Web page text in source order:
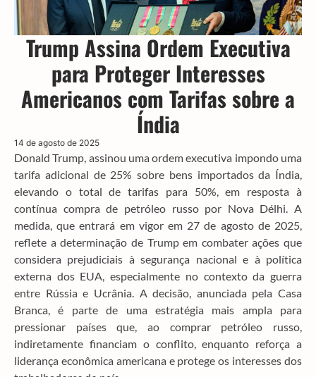
Trump Assina Ordem Executiva
para Proteger Interesses
Americanos com Tarifas sobre a
Índia
14 de agosto de 2025
Donald Trump, assinou uma ordem executiva impondo uma
tarifa adicional de 25% sobre bens importados da Índia,
elevando o total de tarifas para 50%, em resposta à
contínua compra de petróleo russo por Nova Délhi. A
medida, que entrará em vigor em 27 de agosto de 2025,
reflete a determinação de Trump em combater ações que
considera prejudiciais à segurança nacional e à política
externa dos EUA, especialmente no contexto da guerra
entre Rússia e Ucrânia. A decisão, anunciada pela Casa
Branca, é parte de uma estratégia mais ampla para
pressionar países que, ao comprar petróleo russo,
indiretamente financiam o conflito, enquanto reforça a
liderança econômica americana e protege os interesses dos